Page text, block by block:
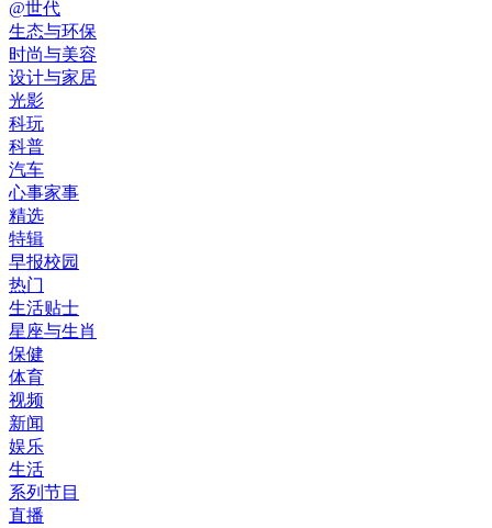
@世代
生态与环保
时尚与美容
设计与家居
光影
科玩
科普
汽车
心事家事
精选
特辑
早报校园
热门
生活贴士
星座与生肖
保健
体育
视频
新闻
娱乐
生活
系列节目
直播